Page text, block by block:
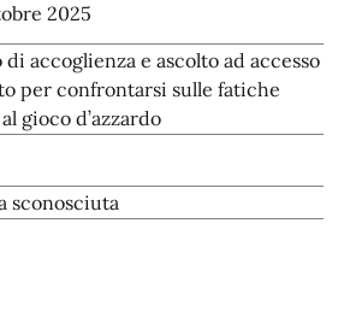
2025
di accoglienza e ascolto ad accesso
per confrontarsi sulle fatiche
gioco d’azzardo
sconosciuta